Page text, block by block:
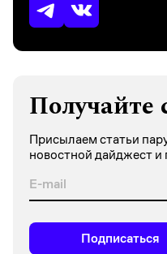
Получайте
Присылаем статьи
новостной дайджест
Подписаться